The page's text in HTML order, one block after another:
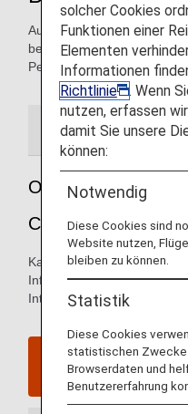
Auf dieser Seite finden Sie
benötigen, um sich einfach
Peking orientieren und Ihr
Flughafenführer
Orientierungshilfe
Capital
Karten der Ankunfts- und
Informationen für die
Internationalen Flughafen
Website des
solcher Cookies
Funktionen einer
Elementen
Informationen
Richtlinie
. Wenn
nutzen, erfassen
damit Sie unsere
können:
Notwendig
Diese Cookies sind
Website nutzen,
bleiben zu können.
Statistik
Diese Cookies
statistischen Zwecke
Browserdaten und
Benutzererfahrung